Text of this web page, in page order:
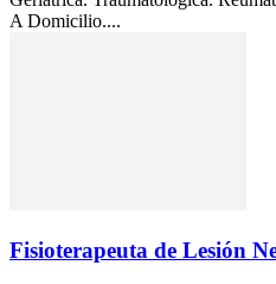
A Domicilio....
Fisioterapeuta de Lesión